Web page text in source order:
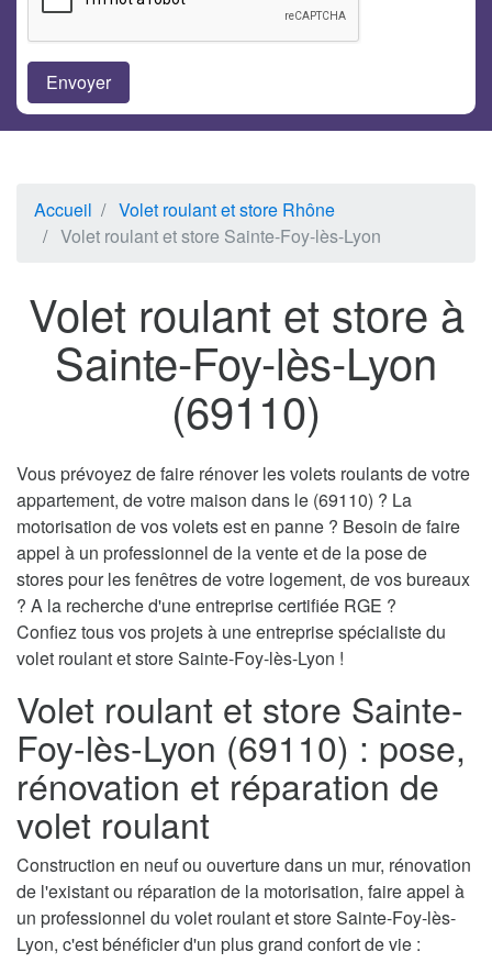
Accueil
Volet roulant et store Rhône
Volet roulant et store Sainte-Foy-lès-Lyon
Volet roulant et store à
Sainte-Foy-lès-Lyon
(69110)
Vous prévoyez de faire rénover les volets roulants de votre
appartement, de votre maison dans le (69110) ? La
motorisation de vos volets est en panne ? Besoin de faire
appel à un professionnel de la vente et de la pose de
stores pour les fenêtres de votre logement, de vos bureaux
? A la recherche d'une entreprise certifiée RGE ?
Confiez tous vos projets à une entreprise spécialiste du
volet roulant et store Sainte-Foy-lès-Lyon !
Volet roulant et store Sainte-
Foy-lès-Lyon (69110) : pose,
rénovation et réparation de
volet roulant
Construction en neuf ou ouverture dans un mur, rénovation
de l'existant ou réparation de la motorisation, faire appel à
un professionnel du volet roulant et store Sainte-Foy-lès-
Lyon, c'est bénéficier d'un plus grand confort de vie :